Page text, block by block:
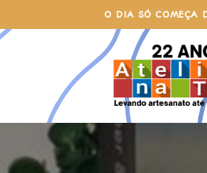
to
content
O DIA SÓ COMEÇA